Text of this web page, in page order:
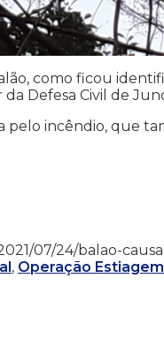
como ficou
Defesa Civil de
pelo incêndio, que
07/24/balao-
, Operação Estiagem